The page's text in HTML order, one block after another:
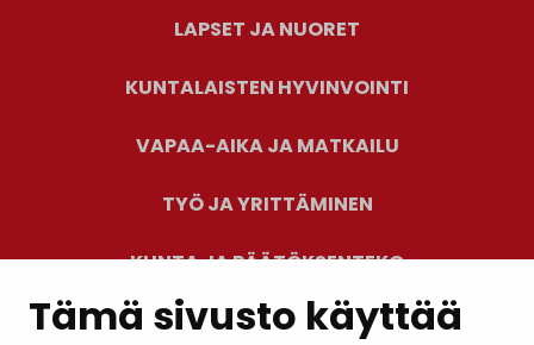
Tämä sivusto käyttää
LAPSET JA NUORET
KUNTALAISTEN HYVINVOINTI
VAPAA-AIKA JA MATKAILU
TYÖ JA YRITTÄMINEN
KUNTA JA PÄÄTÖKSENTEKO